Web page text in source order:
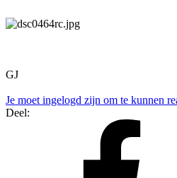
GJ
Je moet ingelogd zijn om te kunnen
Deel: